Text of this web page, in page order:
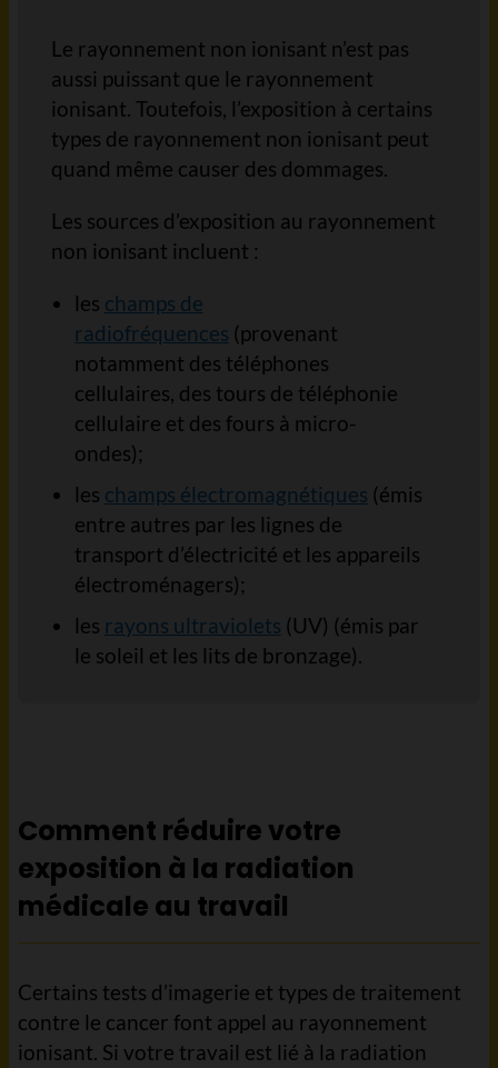
Le rayonnement non ionisant n’est pas
aussi puissant que le rayonnement
ionisant. Toutefois, l’exposition à certains
types de rayonnement non ionisant peut
quand même causer des dommages.
Les sources d’exposition au rayonnement
non ionisant incluent :
les champs de
radiofréquences (provenant
notamment des téléphones
cellulaires, des tours de téléphonie
cellulaire et des fours à micro-
ondes);
les champs électromagnétiques (émis
entre autres par les lignes de
transport d’électricité et les appareils
électroménagers);
les rayons ultraviolets (UV) (émis par
le soleil et les lits de bronzage).
Comment réduire votre
exposition à la radiation
médicale au travail
Certains tests d’imagerie et types de traitement
contre le cancer font appel au rayonnement
ionisant. Si votre travail est lié à la radiation